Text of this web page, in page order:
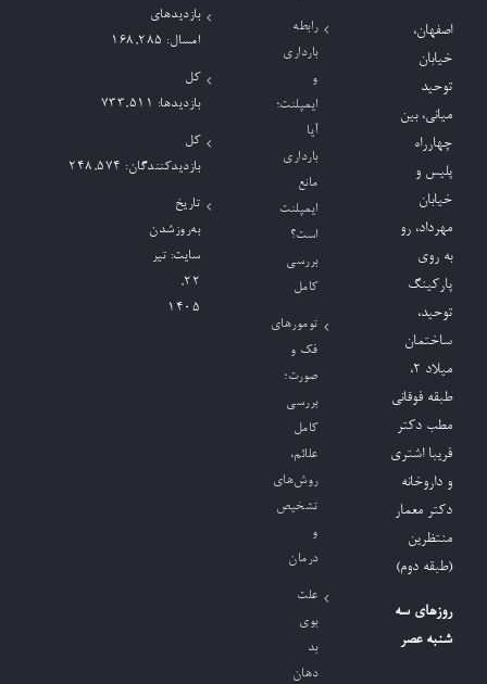
اصفهان،
خیابان
توحید
میانی، بین
چهارراه
پلیس و
خیابان
مهرداد، رو
به روی
پارکینگ
توحید،
ساختمان
میلاد ٢،
طبقه فوقانی
مطب دکتر
فریبا اشتری
و داروخانه
دکتر معمار
منتظرین
(طبقه دوم)
روزهای سه
شنبه عصر
رابطه
بارداری
و
ایمپلنت؛
آیا
بارداری
مانع
ایمپلنت
است؟
بررسی
کامل
تومورهای
فک و
صورت؛
بررسی
کامل
علائم،
روش‌های
تشخیص
و
درمان
علت
بوی
بد
دهان
بازدیدهای
امسال: 168,285
کل
بازدیدها: 733,511
کل
بازدیدکنند‌گان: 248,574
تاریخ
به‌روزشدن
سایت: تیر
۲۲,
۱۴۰۵